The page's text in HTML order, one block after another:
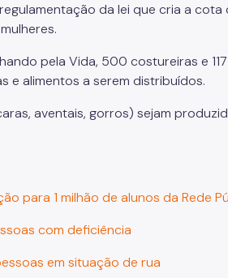
da lei que cria a cota
pela Vida, 500 costureiras e
e alimentos a serem distribuídos.
aventais, gorros) sejam
para 1 milhão de alunos da Rede
com deficiência
em situação de rua